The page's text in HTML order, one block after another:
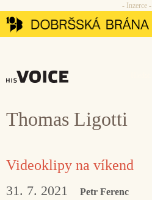
Přeskočit
na
- Inzerce -
Thomas Ligotti
Videoklipy na víkend
31. 7. 2021 Petr Ferenc